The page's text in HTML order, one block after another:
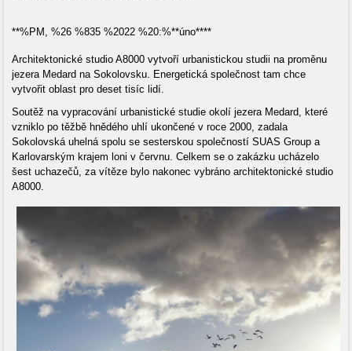
**%PM, %26 %835 %2022 %20:%**úno****
Architektonické studio A8000 vytvoří urbanistickou studii na proměnu
jezera Medard na Sokolovsku. Energetická společnost tam chce
vytvořit oblast pro deset tisíc lidí.
Soutěž na vypracování urbanistické studie okolí jezera Medard, které
vzniklo po těžbě hnědého uhlí ukončené v roce 2000, zadala
Sokolovská uhelná spolu se sesterskou společností SUAS Group a
Karlovarským krajem loni v červnu. Celkem se o zakázku ucházelo
šest uchazečů, za vítěze bylo nakonec vybráno architektonické studio
A8000.